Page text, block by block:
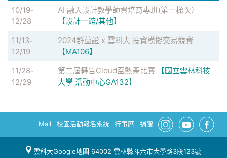
10/19-
12/28
AI 融入設計教學師資培育專班(第一梯次）
【設計一館/其他】
11/13-
12/19
2024群益證 x 雲科大 投資模擬交易競賽
【MA106】
11/28-
12/29
第二屆舞告Cloud盃熱舞比賽
【國立雲林科技
大學 活動中心GA132】
Mail 校園活動報名系統 行事曆 捐贈
雲科大Google地圖 64002 雲林縣斗六市大學路3段123號